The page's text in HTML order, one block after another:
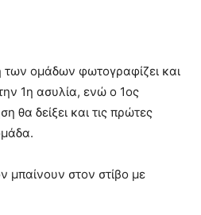
ομάδων φωτογραφίζει και
1η ασυλία, ενώ ο 1ος
θα δείξει και τις πρώτες
μπαίνουν στον στίβο με